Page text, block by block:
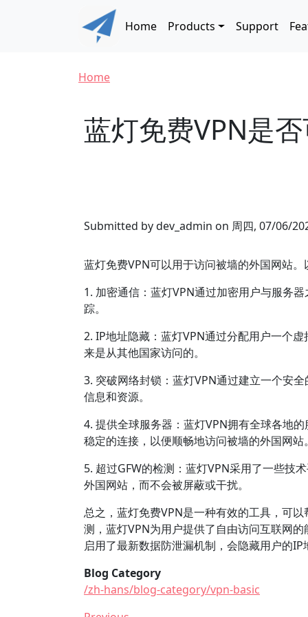
Main navigation
Home Products Support
Breadcrumb
Home
蓝灯免费VPN是
Submitted bydev_admin on 周四, 07/06/
蓝灯免费VPN可以用于访问被墙的外国网站。
1. 加密通信：蓝灯VPN通过加密用户与服务
踪。
2. IP地址隐藏：蓝灯VPN通过分配用户一个
来是从其他国家访问的。
3. 突破网络封锁：蓝灯VPN通过建立一个安
信息和资源。
4. 提供全球服务器：蓝灯VPN拥有全球各地
稳定的连接，以便顺畅地访问被墙的外国网站。
5. 超过GFW的检测：蓝灯VPN采用了一些技
外国网站，而不会被屏蔽或干扰。
总之，蓝灯免费VPN是一种有效的工具，可
测，蓝灯VPN为用户提供了自由访问互联网
启用了最新数据防泄漏机制，会隐藏用户的
Blog Category
/zh-hans/blog-category/vpn-basic